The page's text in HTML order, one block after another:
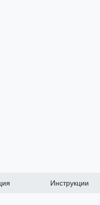
Инструкции